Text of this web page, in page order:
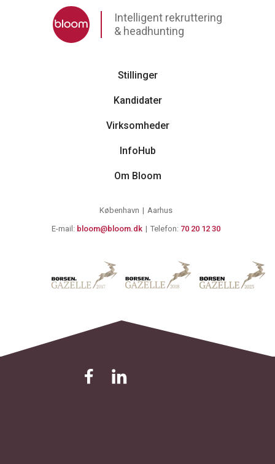
Intelligent rekruttering
& headhunting
Stillinger
Kandidater
Virksomheder
InfoHub
Om Bloom
København
Aarhus
E-mail: bloom@bloom.dk Telefon: 70 20 12 30